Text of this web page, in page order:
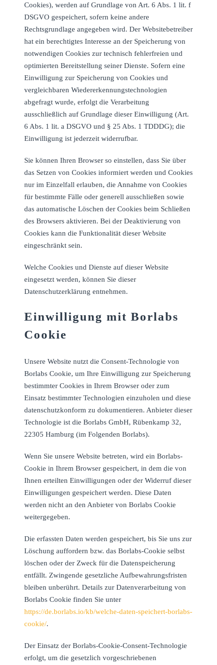
Cookies), werden auf Grundlage von Art. 6 Abs. 1 lit. f
DSGVO gespeichert, sofern keine andere
Rechtsgrundlage angegeben wird. Der Websitebetreiber
hat ein berechtigtes Interesse an der Speicherung von
notwendigen Cookies zur technisch fehlerfreien und
optimierten Bereitstellung seiner Dienste. Sofern eine
Einwilligung zur Speicherung von Cookies und
vergleichbaren Wiedererkennungstechnologien
abgefragt wurde, erfolgt die Verarbeitung
ausschließlich auf Grundlage dieser Einwilligung (Art.
6 Abs. 1 lit. a DSGVO und § 25 Abs. 1 TDDDG); die
Einwilligung ist jederzeit widerrufbar.
Sie können Ihren Browser so einstellen, dass Sie über
das Setzen von Cookies informiert werden und Cookies
nur im Einzelfall erlauben, die Annahme von Cookies
für bestimmte Fälle oder generell ausschließen sowie
das automatische Löschen der Cookies beim Schließen
des Browsers aktivieren. Bei der Deaktivierung von
Cookies kann die Funktionalität dieser Website
eingeschränkt sein.
Welche Cookies und Dienste auf dieser Website
eingesetzt werden, können Sie dieser
Datenschutzerklärung entnehmen.
Einwilligung mit Borlabs
Cookie
Unsere Website nutzt die Consent-Technologie von
Borlabs Cookie, um Ihre Einwilligung zur Speicherung
bestimmter Cookies in Ihrem Browser oder zum
Einsatz bestimmter Technologien einzuholen und diese
datenschutzkonform zu dokumentieren. Anbieter dieser
Technologie ist die Borlabs GmbH, Rübenkamp 32,
22305 Hamburg (im Folgenden Borlabs).
Wenn Sie unsere Website betreten, wird ein Borlabs-
Cookie in Ihrem Browser gespeichert, in dem die von
Ihnen erteilten Einwilligungen oder der Widerruf dieser
Einwilligungen gespeichert werden. Diese Daten
werden nicht an den Anbieter von Borlabs Cookie
weitergegeben.
Die erfassten Daten werden gespeichert, bis Sie uns zur
Löschung auffordern bzw. das Borlabs-Cookie selbst
löschen oder der Zweck für die Datenspeicherung
entfällt. Zwingende gesetzliche Aufbewahrungsfristen
bleiben unberührt. Details zur Datenverarbeitung von
Borlabs Cookie finden Sie unter
https://de.borlabs.io/kb/welche-daten-speichert-borlabs-
cookie/.
Der Einsatz der Borlabs-Cookie-Consent-Technologie
erfolgt, um die gesetzlich vorgeschriebenen